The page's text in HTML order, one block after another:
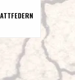
906
Werk